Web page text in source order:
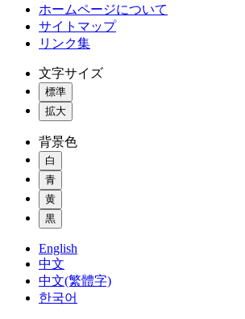
ホームページについて
サイトマップ
リンク集
文字サイズ
標準
拡大
背景色
白
青
黄
黒
English
中文
中文(繁體字)
한국어